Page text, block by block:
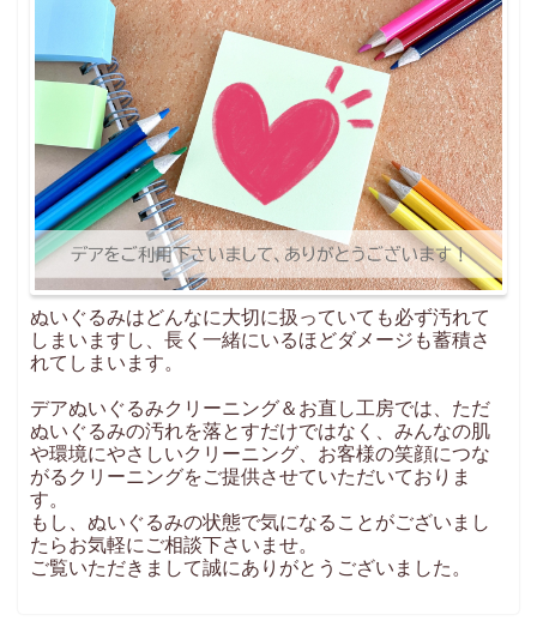
ぬいぐるみはどんなに大切に扱っていても必ず汚れて
しまいますし、長く一緒にいるほどダメージも蓄積さ
れてしまいます。
デアぬいぐるみクリーニング＆お直し工房では、ただ
ぬいぐるみの汚れを落とすだけではなく、みんなの肌
や環境にやさしいクリーニング、お客様の笑顔につな
がるクリーニングをご提供させていただいておりま
す。
もし、ぬいぐるみの状態で気になることがございまし
たらお気軽にご相談下さいませ。
ご覧いただきまして誠にありがとうございました。